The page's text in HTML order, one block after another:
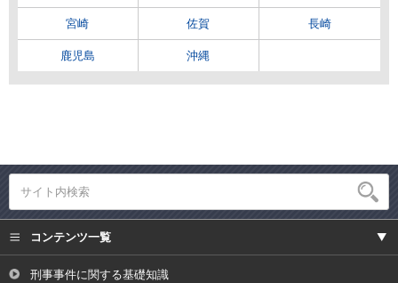
宮崎 佐賀 長崎
鹿児島 沖縄
コンテンツ一覧
刑事事件に関する基礎知識